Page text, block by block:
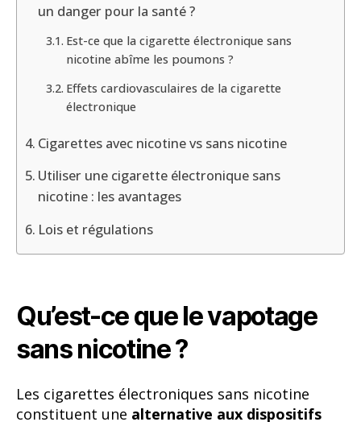
un danger pour la santé ?
Est-ce que la cigarette électronique sans
nicotine abîme les poumons ?
Effets cardiovasculaires de la cigarette
électronique
Cigarettes avec nicotine vs sans nicotine
Utiliser une cigarette électronique sans
nicotine : les avantages
Lois et régulations
Qu’est-ce que le vapotage
sans nicotine ?
Les cigarettes électroniques sans nicotine
constituent une alternative aux dispositifs